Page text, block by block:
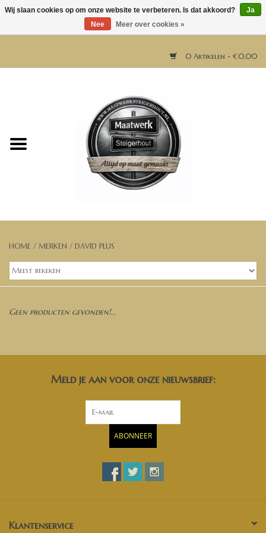
0 Artikelen - €0,00
Horeca meubels
Bartafels
Banken, stoelen &
(Bar)krukken
Plantenbakken
Hockers & Terrastafels
Blog
HOME / MERKEN / DAVID PLUS
Geen producten gevonden!...
Meld je aan voor onze nieuwsbrief:
ABONNEER
Klantenservice
Wij slaan cookies op om onze website te verbeteren. Is dat akkoord?
Ja
Nee
Meer over cookies »